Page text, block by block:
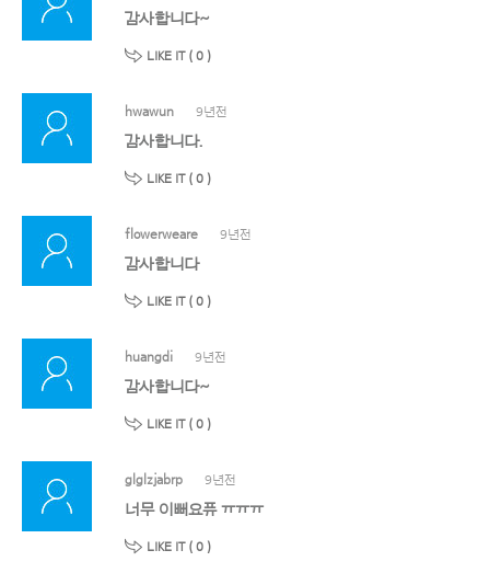
감사합니다~
LIKE IT ( 0 )
hwawun 9년전
감사합니다.
LIKE IT ( 0 )
flowerweare 9년전
감사합니다
LIKE IT ( 0 )
huangdi 9년전
감사합니다~
LIKE IT ( 0 )
glglzjabrp 9년전
너무 이뻐요퓨 ㅠㅠㅠ
LIKE IT ( 0 )